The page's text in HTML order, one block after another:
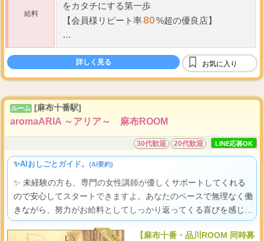
給料
をカタチにする第一歩
【会員様リピート率80%超の優良店】
備品代、雑費引き一切無し☆
全てが手取りになります(全額日払い)
・バック率UPシス...
詳しく見る お気に入り
ルーム [麻布十番駅]
aromaARIA ～アリア～ 麻布ROOM
30代歓迎 20代歓迎 LINE応募OK
✨AIおしごとガイド。 (AI要約)
✨ 未経験の方も、専門の女性講師が優しくサポートしてくれる
ので安心してスタートできますよ。あなたのペースで無理なく働
きながら、努力がお給料としてしっかり返ってくる喜びを感じ、
自分らしく輝ける環境です。
【麻布十番・品川ROOM 同時募